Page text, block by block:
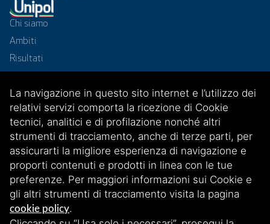
Chi siamo
Ambiti
Risultati
News
Contatti
Reti
La navigazione in questo sito internet e l’utilizzo dei
relativi servizi comporta la ricezione di Cookie
tecnici, analitici e di profilazione nonché altri
strumenti di tracciamento, anche di terze parti, per
assicurarti la migliore esperienza di navigazione e
proporti contenuti e prodotti in linea con le tue
preferenze. Per maggiori informazioni sui Cookie e
gli altri strumenti di tracciamento visita la pagina
cookie policy.